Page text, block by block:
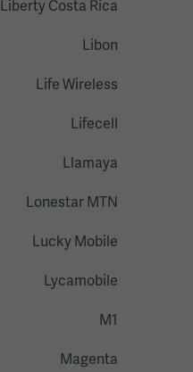
Liberty Costa Rica
Libon
Life Wireless
Lifecell
Llamaya
Lonestar MTN
Lucky Mobile
Lycamobile
M1
Magenta